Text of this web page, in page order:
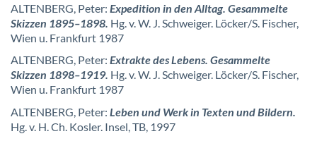
ALTENBERG, Peter: Expedition in den Alltag. Gesammelte
Skizzen 1895–1898. Hg. v. W. J. Schweiger. Löcker/S. Fischer,
Wien u. Frankfurt 1987
ALTENBERG, Peter: Extrakte des Lebens. Gesammelte
Skizzen 1898–1919. Hg. v. W. J. Schweiger. Löcker/S. Fischer,
Wien u. Frankfurt 1987
ALTENBERG, Peter: Leben und Werk in Texten und Bildern.
Hg. v. H. Ch. Kosler. Insel, TB, 1997